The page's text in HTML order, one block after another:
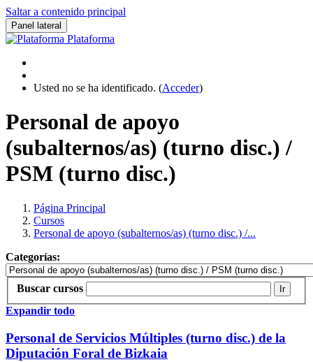
Saltar a contenido principal
Panel lateral
Plataforma
Usted no se ha identificado. (Acceder)
Personal de apoyo
(subalternos/as) (turno disc.) /
PSM (turno disc.)
Página Principal
Cursos
Personal de apoyo (subalternos/as) (turno disc.) /...
Categorías:
Buscar cursos Ir
Expandir todo
Personal de Servicios Múltiples (turno disc.) de la
Diputación Foral de Bizkaia